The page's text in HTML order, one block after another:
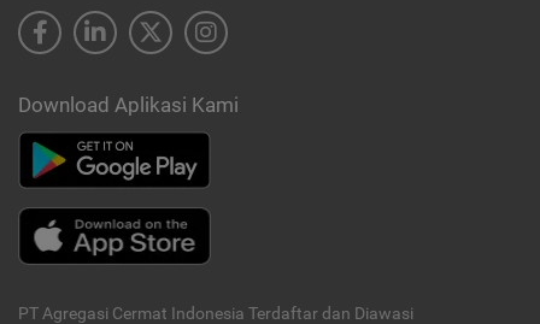
Download Aplikasi Kami
PT Agregasi Cermat Indonesia Terdaftar dan Diawasi